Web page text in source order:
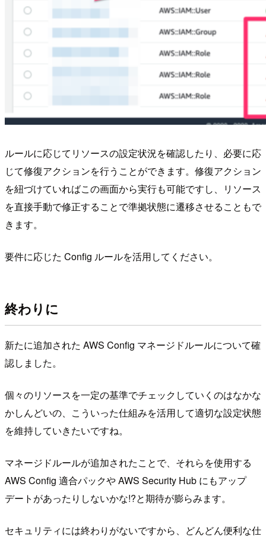
ルールに応じてリソースの設定状況を確認したり、必要に応
じて修復アクションを行うことができます。修復アクション
を紐づけていればこの画面から実行も可能ですし、リソース
を直接手動で修正することで準拠状態に遷移させることもで
きます。
要件に応じた Config ルールを活用してください。
終わりに
新たに追加された AWS Config マネージドルールについて確
認しました。
個々のリソースを一定の基準でチェックしていくのはなかな
かしんどいの、こういった仕組みを活用して適切な設定状態
を維持していきたいですね。
マネージドルールが追加されたことで、それらを使用する
AWS Config 適合パックや AWS Security Hub にもアップ
デートがあったりしないかな!?と期待が膨らみます。
セキュリティには終わりがないですから、どんどん便利な仕